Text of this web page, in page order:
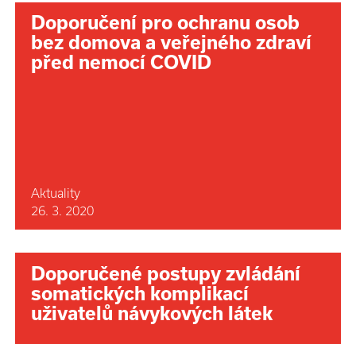
Doporučení pro ochranu osob
bez domova a veřejného zdraví
před nemocí COVID
Aktuality
26. 3. 2020
Doporučené postupy zvládání
somatických komplikací
uživatelů návykových látek